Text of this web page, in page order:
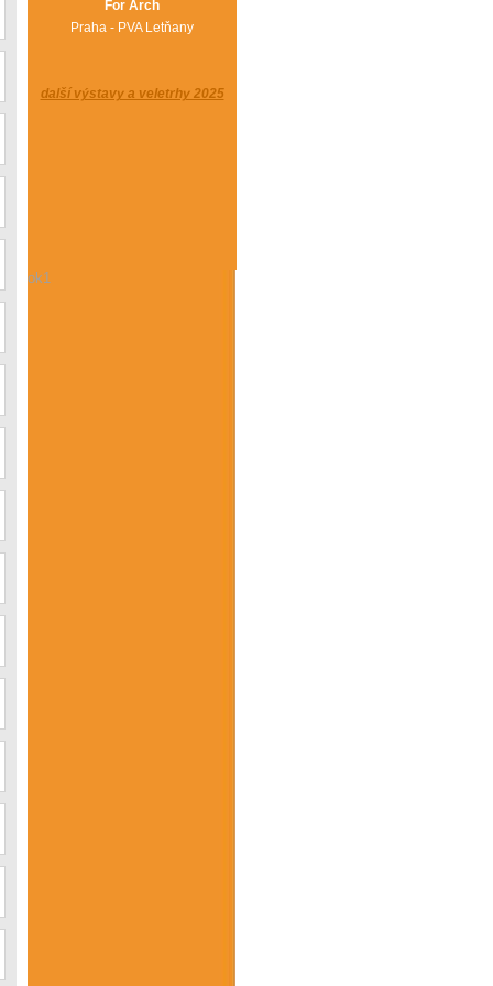
For Arch
Praha - PVA Letňany
další výstavy a veletrhy 2025
ok1